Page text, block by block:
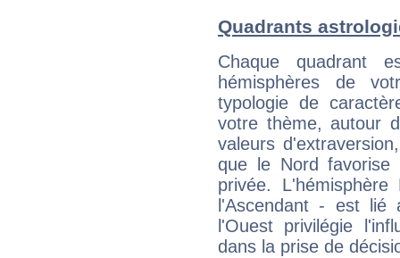
Quadrants
Chaque quadrant
hémisphères de
typologie de
votre thème, autour
valeurs
que le Nord favorise
privée.
l'Ascendant - est
l'Ouest privilégie
dans la prise de